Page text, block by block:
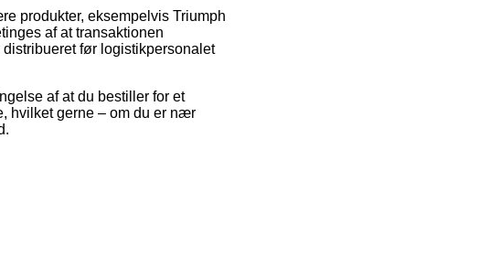
produkter, eksempelvis Triumph
af at transaktionen
før logistikpersonalet
af at du bestiller for et
hvilket gerne – om du er nær